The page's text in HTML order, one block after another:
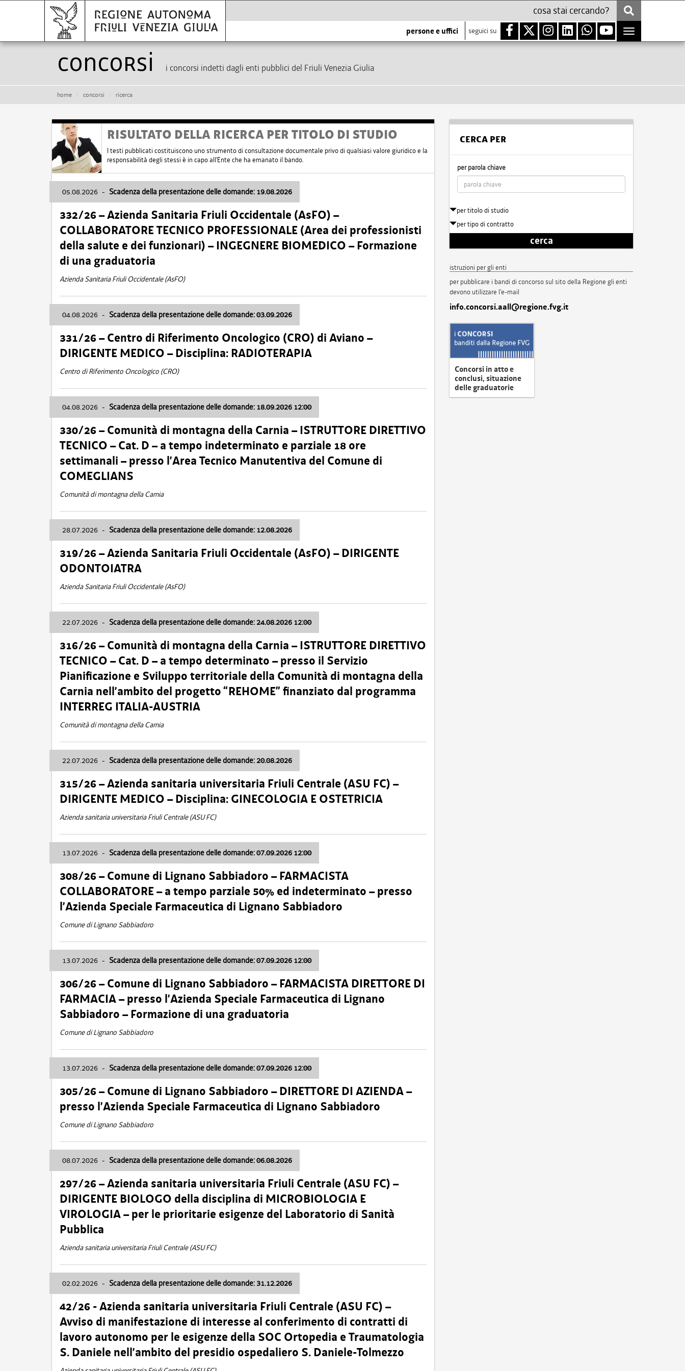
persone e uffici seguici su
Toggle
navigation
Concorsi i concorsi indetti dagli enti pubblici del Friuli Venezia Giulia
home concorsi ricerca
RISULTATO DELLA RICERCA PER TITOLO DI STUDIO
I testi pubblicati costituiscono uno strumento di consultazione documentale privo di qualsiasi valore giuridico e la
responsabilità degli stessi è in capo all'Ente che ha emanato il bando.
05.08.2026 - Scadenza della presentazione delle domande: 19.08.2026
332/26 – Azienda Sanitaria Friuli Occidentale (AsFO) –
COLLABORATORE TECNICO PROFESSIONALE (Area dei professionisti
della salute e dei funzionari) – INGEGNERE BIOMEDICO – Formazione
di una graduatoria
Azienda Sanitaria Friuli Occidentale (AsFO)
04.08.2026 - Scadenza della presentazione delle domande: 03.09.2026
331/26 – Centro di Riferimento Oncologico (CRO) di Aviano –
DIRIGENTE MEDICO – Disciplina: RADIOTERAPIA
Centro di Riferimento Oncologico (CRO)
04.08.2026 - Scadenza della presentazione delle domande: 18.09.2026 12:00
330/26 – Comunità di montagna della Carnia – ISTRUTTORE DIRETTIVO
TECNICO – Cat. D – a tempo indeterminato e parziale 18 ore
settimanali – presso l’Area Tecnico Manutentiva del Comune di
COMEGLIANS
Comunità di montagna della Carnia
28.07.2026 - Scadenza della presentazione delle domande: 12.08.2026
319/26 – Azienda Sanitaria Friuli Occidentale (AsFO) – DIRIGENTE
ODONTOIATRA
Azienda Sanitaria Friuli Occidentale (AsFO)
22.07.2026 - Scadenza della presentazione delle domande: 24.08.2026 12:00
316/26 – Comunità di montagna della Carnia – ISTRUTTORE DIRETTIVO
TECNICO – Cat. D – a tempo determinato – presso il Servizio
Pianificazione e Sviluppo territoriale della Comunità di montagna della
Carnia nell’ambito del progetto “REHOME” finanziato dal programma
INTERREG ITALIA-AUSTRIA
Comunità di montagna della Carnia
22.07.2026 - Scadenza della presentazione delle domande: 20.08.2026
315/26 – Azienda sanitaria universitaria Friuli Centrale (ASU FC) –
DIRIGENTE MEDICO – Disciplina: GINECOLOGIA E OSTETRICIA
Azienda sanitaria universitaria Friuli Centrale (ASU FC)
13.07.2026 - Scadenza della presentazione delle domande: 07.09.2026 12:00
308/26 – Comune di Lignano Sabbiadoro – FARMACISTA
COLLABORATORE – a tempo parziale 50% ed indeterminato – presso
l’Azienda Speciale Farmaceutica di Lignano Sabbiadoro
Comune di Lignano Sabbiadoro
13.07.2026 - Scadenza della presentazione delle domande: 07.09.2026 12:00
306/26 – Comune di Lignano Sabbiadoro – FARMACISTA DIRETTORE DI
FARMACIA – presso l’Azienda Speciale Farmaceutica di Lignano
Sabbiadoro – Formazione di una graduatoria
Comune di Lignano Sabbiadoro
13.07.2026 - Scadenza della presentazione delle domande: 07.09.2026 12:00
305/26 – Comune di Lignano Sabbiadoro – DIRETTORE DI AZIENDA –
presso l’Azienda Speciale Farmaceutica di Lignano Sabbiadoro
Comune di Lignano Sabbiadoro
08.07.2026 - Scadenza della presentazione delle domande: 06.08.2026
297/26 – Azienda sanitaria universitaria Friuli Centrale (ASU FC) –
DIRIGENTE BIOLOGO della disciplina di MICROBIOLOGIA E
VIROLOGIA – per le prioritarie esigenze del Laboratorio di Sanità
Pubblica
Azienda sanitaria universitaria Friuli Centrale (ASU FC)
02.02.2026 - Scadenza della presentazione delle domande: 31.12.2026
42/26 - Azienda sanitaria universitaria Friuli Centrale (ASU FC) –
Avviso di manifestazione di interesse al conferimento di contratti di
lavoro autonomo per le esigenze della SOC Ortopedia e Traumatologia
S. Daniele nell’ambito del presidio ospedaliero S. Daniele-Tolmezzo
CERCA PER
per parola chiave
per titolo di studio
per tipo di contratto
cerca
istruzioni per gli enti
per pubblicare i bandi di concorso sul sito della Regione gli enti
devono utilizzare l'e-mail
info.concorsi.aall@regione.fvg.it
Concorsi in atto e
conclusi, situazione
delle graduatorie